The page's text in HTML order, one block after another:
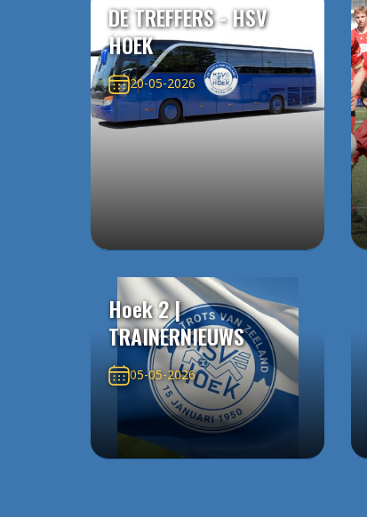
DE TREFFERS - HSV
HOEK
20-05-2026
Hoek 2 |
TRAINERNIEUWS
05-05-2026